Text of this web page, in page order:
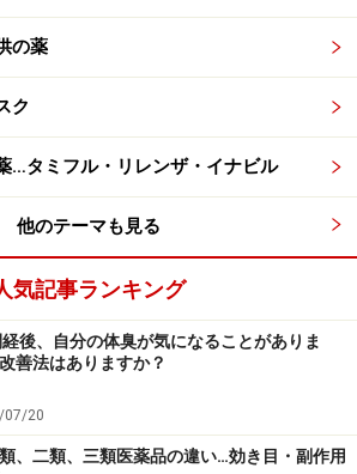
悩んでいる方の不安をあおろうとし
とが吹聴されているにすぎません。
、人工合成された成分を含んだ製品
る一方で、天然成分を含んだシャン
毒、天然成分は体にやさしい」とい
ジを悪用した商法なのでしょう。
なら安心・安全」という考えもま
きな間違いです。そもそも自然界に
がたくさん存在しています。先人た
ものを避けられるように、素材を選
の薬
ク
…タミフル・リレンザ・イナビル
他のテーマも見る
気記事ランキング
経後、自分の体臭が気になることがありま
善法はありますか？
07/20
、二類、三類医薬品の違い…効き目・副作用